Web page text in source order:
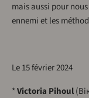
mais aussi pour
ennemi et les
Le 15 février 2024
*Victoria Pihoul